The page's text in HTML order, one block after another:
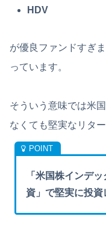
HDV
が優良ファンドすぎ
っています。
そういう意味では米
なくても堅実なリタ
「米国株インデ
資」で堅実に投資